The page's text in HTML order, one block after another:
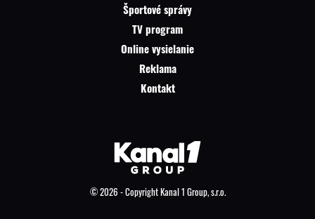
Športové správy
TV program
Online vysielanie
Reklama
Kontakt
© 2026 - Copyright Kanal 1 Group, s.r.o.